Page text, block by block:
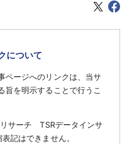
について
ページへのリンクは、当サ
旨を明示することで行うこ
サーチ TSRデータインサ
記はできません。